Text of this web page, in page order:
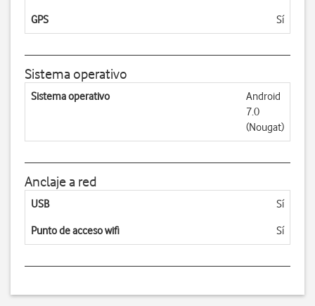
GPS Sí
Sistema operativo
Sistema operativo
Android
7.0
(Nougat)
Anclaje a red
USB Sí
Punto de acceso wifi Sí